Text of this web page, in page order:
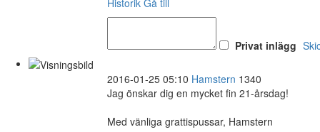
Privat inlägg
2016-01-25 05:10 Hamstern 1340
Jag önskar dig en mycket fin 21-årsdag!
Med vänliga grattispussar, Hamstern